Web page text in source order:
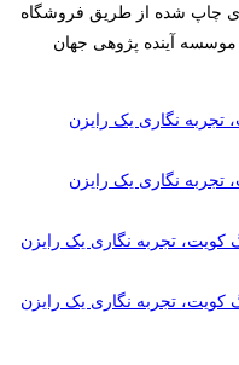
چاپ شده از طریق فروشگاه
آینده پژوهی جهان